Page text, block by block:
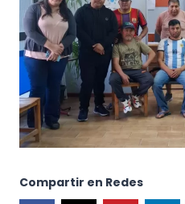
Compartir en Redes